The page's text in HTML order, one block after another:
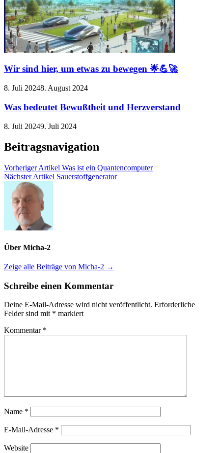
Wir sind hier, um etwas zu bewegen 🌟💪🚀
8. Juli 20248. August 2024
Was bedeutet Bewußtheit und Herzverstand
8. Juli 20249. Juli 2024
Beitragsnavigation
Vorheriger Artikel Was ist ein Quantencomputer
Nächster Artikel Sauerstoffgenerator
Über Micha-2
Zeige alle Beiträge von Micha-2 →
Schreibe einen Kommentar
Deine E-Mail-Adresse wird nicht veröffentlicht. Erforderliche
Felder sind mit * markiert
Kommentar *
Name *
E-Mail-Adresse *
Website